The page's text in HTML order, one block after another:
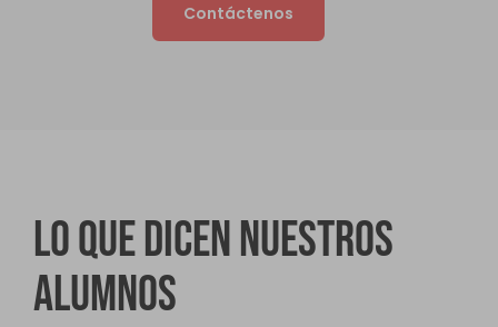
Contáctenos
Lo que dicen nuestros
alumnos